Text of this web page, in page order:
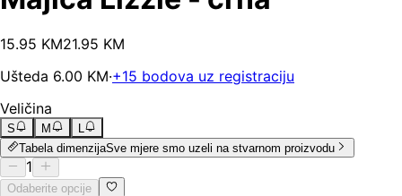
15.95 KM21.95 KM
Ušteda 6.00 KM·+15 bodova uz registraciju
Veličina
S M
L
Tabela dimenzijaSve mjere smo uzeli na stvarnom proizvodu
1
Odaberite opcije